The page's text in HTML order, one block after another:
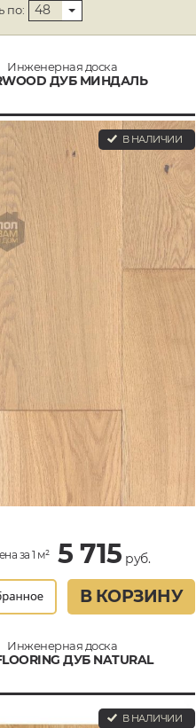
по: 48
Инженерная доска
ДУБ МИНДАЛЬ
В НАЛИЧИИ
за 1 м² 5 715 руб.
В КОРЗИНУ
Инженерная доска
ДУБ NATURAL
В НАЛИЧИИ